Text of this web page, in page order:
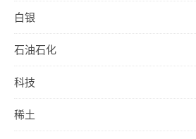
白银
石油石化
科技
稀土